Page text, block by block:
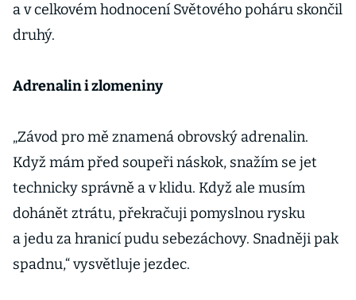
a v celkovém hodnocení Světového poháru skončil
druhý.
Adrenalin i zlomeniny
„Závod pro mě znamená obrovský adrenalin.
Když mám před soupeři náskok, snažím se jet
technicky správně a v klidu. Když ale musím
dohánět ztrátu, překračuji pomyslnou rysku
a jedu za hranicí pudu sebezáchovy. Snadněji pak
spadnu,“ vysvětluje jezdec.